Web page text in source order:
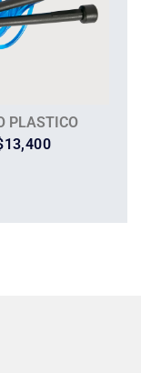
PLASTICO
13,400